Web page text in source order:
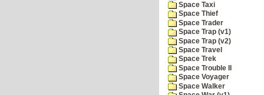
Space Taxi
Space Thief
Space Trader
Space Trap (v1)
Space Trap (v2)
Space Travel
Space Trek
Space Trouble II
Space Voyager
Space Walker